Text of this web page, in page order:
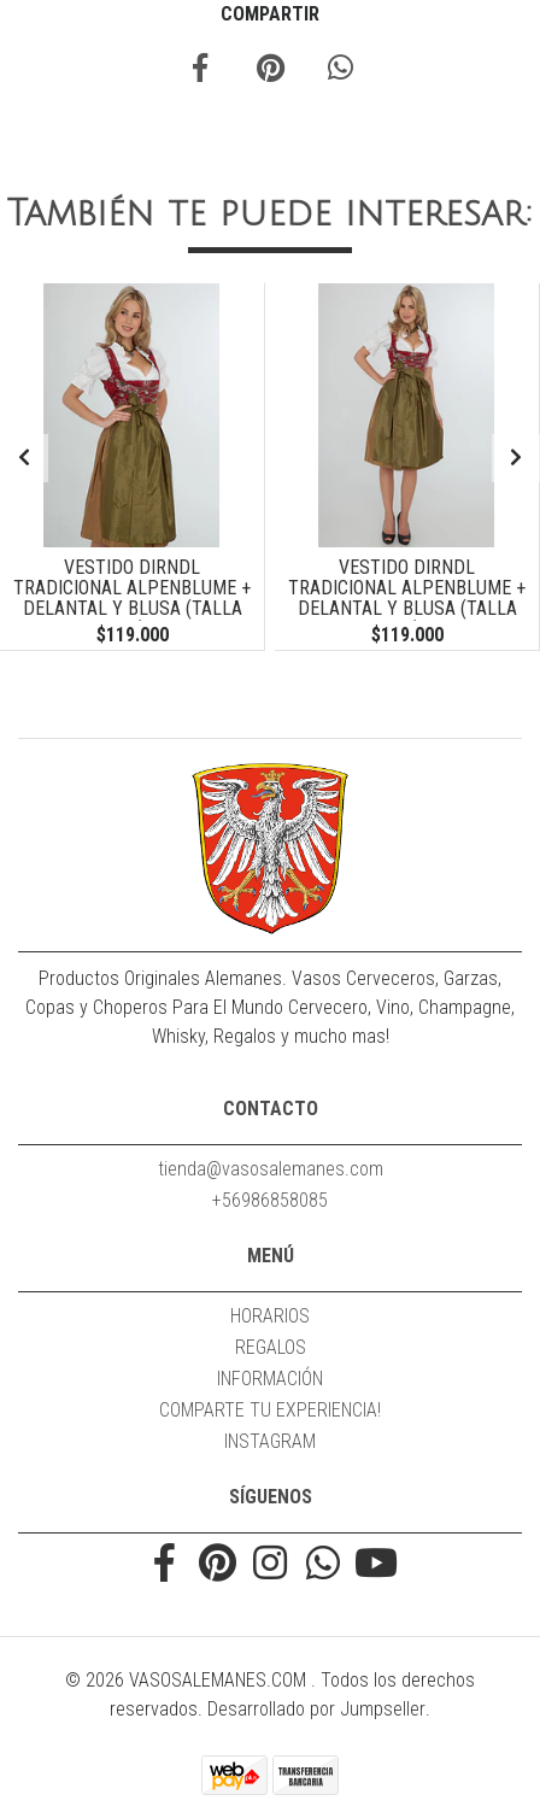
COMPARTIR
También te puede interesar:
VESTIDO DIRNDL
TRADICIONAL ALPENBLUME +
DELANTAL Y BLUSA (TALLA
40)
$119.000
VESTIDO DIRNDL
TRADICIONAL ALPENBLUME +
DELANTAL Y BLUSA (TALLA
42)
$119.000
Productos Originales Alemanes. Vasos Cerveceros, Garzas,
Copas y Choperos Para El Mundo Cervecero, Vino, Champagne,
Whisky, Regalos y mucho mas!
CONTACTO
tienda@vasosalemanes.com
+56986858085
MENÚ
HORARIOS
REGALOS
INFORMACIÓN
COMPARTE TU EXPERIENCIA!
INSTAGRAM
SÍGUENOS
© 2026 VASOSALEMANES.COM . Todos los derechos
reservados. Desarrollado por Jumpseller.